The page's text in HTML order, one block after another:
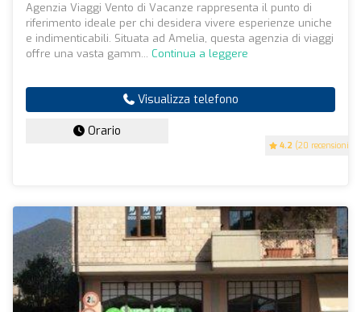
4.2 (20 recensioni)
Agenzia Viaggi Vento di Vacanze rappresenta il punto di
riferimento ideale per chi desidera vivere esperienze uniche
e indimenticabili. Situata ad Amelia, questa agenzia di viaggi
offre una vasta gamm... Continua a leggere
Visualizza telefono
Orario